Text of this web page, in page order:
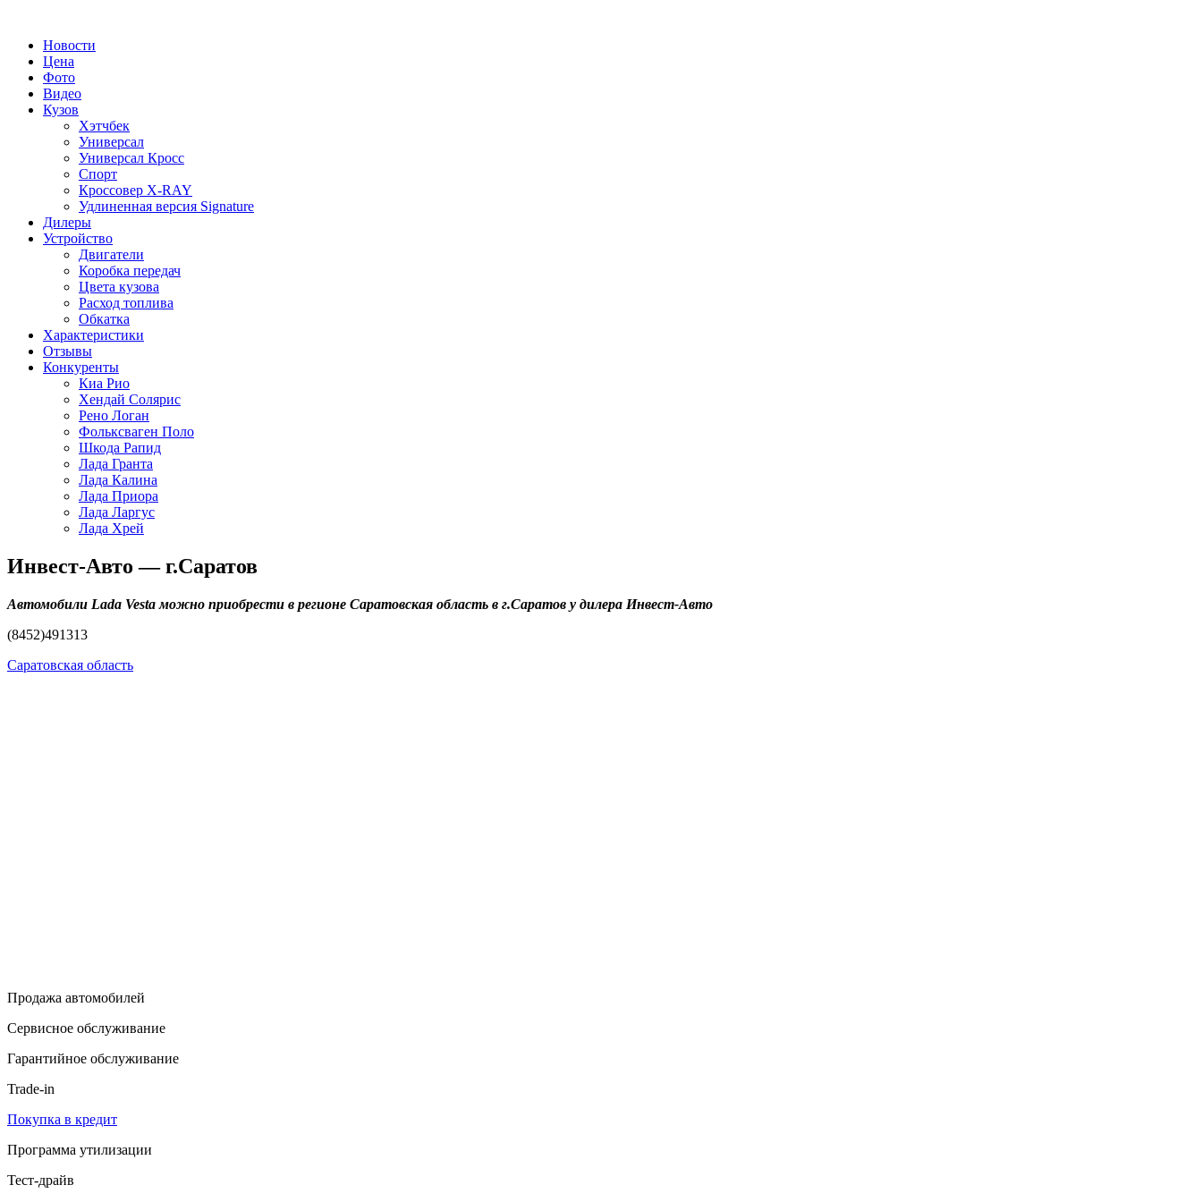
Новости
Цена
Фото
Видео
Кузов
Хэтчбек
Универсал
Универсал Кросс
Спорт
Кроссовер X-RAY
Удлиненная версия Signature
Дилеры
Устройство
Двигатели
Коробка передач
Цвета кузова
Расход топлива
Обкатка
Характеристики
Отзывы
Конкуренты
Киа Рио
Хендай Солярис
Рено Логан
Фольксваген Поло
Шкода Рапид
Лада Гранта
Лада Калина
Лада Приора
Лада Ларгус
Лада Хрей
Инвест-Авто — г.Саратов
Автомобили Lada Vesta можно приобрести в регионе Саратовская область в г.Саратов у дилера Инвест-Авто
(8452)491313
Саратовская область
Продажа автомобилей
Сервисное обслуживание
Гарантийное обслуживание
Trade-in
Покупка в кредит
Программа утилизации
Тест-драйв